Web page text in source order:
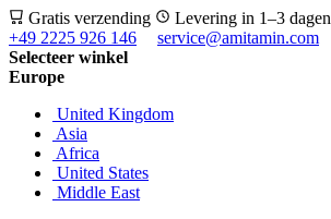
Gratis verzending Levering in 1–3 dagen
+49 2225 926 146
service@amitamin.com
Selecteer winkel
Europe
United Kingdom
Asia
Africa
United States
Middle East